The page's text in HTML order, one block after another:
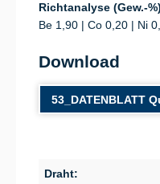
Richtanalyse (Gew.-%)
Be 1,90 | Co 0,20 | Ni
Download
53_DATENBLATT
Draht: